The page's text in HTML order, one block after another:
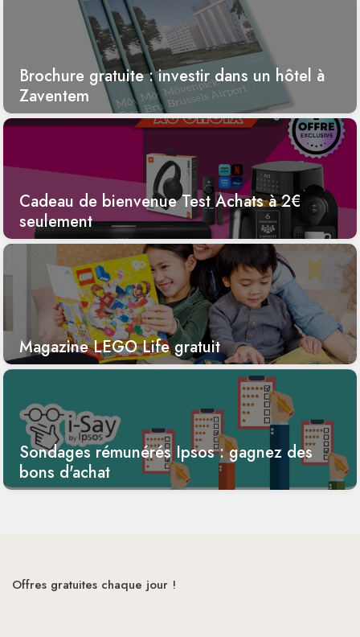
Brochure gratuite : investir dans un hôtel à
Zaventem
Cadeau de bienvenue Test Achats à 2€
seulement
Magazine LEGO Life gratuit
Sondages rémunérés Ipsos : gagnez des
bons d'achat
Offres gratuites chaque jour !